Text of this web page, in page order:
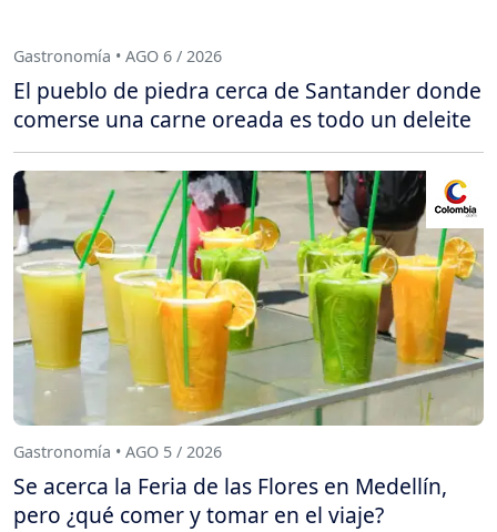
Gastronomía • AGO 6 / 2026
El pueblo de piedra cerca de Santander donde
comerse una carne oreada es todo un deleite
Gastronomía • AGO 5 / 2026
Se acerca la Feria de las Flores en Medellín,
pero ¿qué comer y tomar en el viaje?